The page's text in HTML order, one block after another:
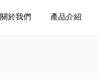
關於我們 產品介紹